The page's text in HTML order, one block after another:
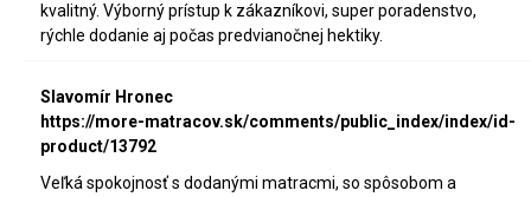
kvalitný. Výborný prístup k zákazníkovi, super poradenstvo,
rýchle dodanie aj počas predvianočnej hektiky.
Slavomír Hronec
https://more-matracov.sk/comments/public_index/index/id-
product/13792
Veľká spokojnosť s dodanými matracmi, so spôsobom a